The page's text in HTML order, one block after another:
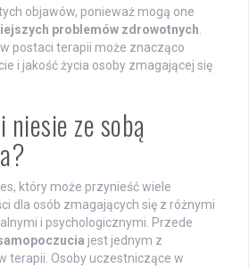
objawów, ponieważ mogą one
problemów zdrowotnych.
postaci terapii może znacząco
i jakość życia osoby zmagającej się
niesie ze sobą
który może przynieść wiele
dla osób zmagających się z różnymi
i psychologicznymi. Przede
jest jednym z
terapii. Osoby uczestniczące w